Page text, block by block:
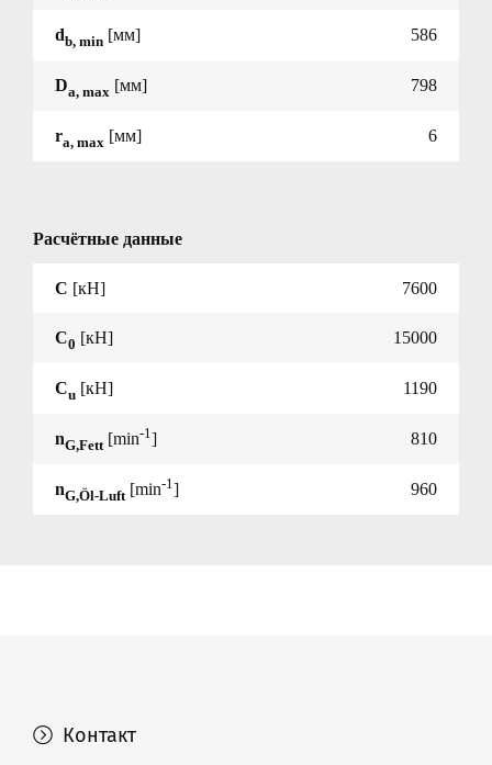
db, min [мм] 586
Da, max [мм] 798
ra, max [мм] 6
Расчётные данные
C [кН] 7600
C0 [кН] 15000
Cu [кН] 1190
nG,Fett [min-1] 810
nG,Öl-Luft [min-1] 960
Контакт